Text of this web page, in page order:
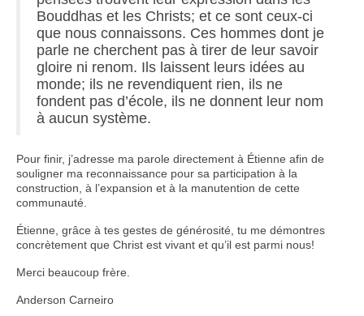
Bouddhas et les Christs; et ce sont ceux-ci
que nous connaissons. Ces hommes dont je
parle ne cherchent pas à tirer de leur savoir
gloire ni renom. Ils laissent leurs idées au
monde; ils ne revendiquent rien, ils ne
fondent pas d’école, ils ne donnent leur nom
à aucun système.
Pour finir, j’adresse ma parole directement à Étienne afin de
souligner ma reconnaissance pour sa participation à la
construction, à l’expansion et à la manutention de cette
communauté.
Étienne, grâce à tes gestes de générosité, tu me démontres
concrètement que Christ est vivant et qu’il est parmi nous!
Merci beaucoup frère.
Anderson Carneiro